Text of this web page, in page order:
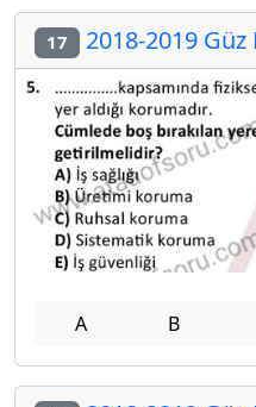
17 2018-2019 Güz
A B